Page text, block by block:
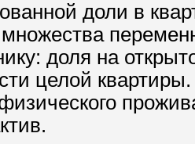
доли в
множества
доля на
целой